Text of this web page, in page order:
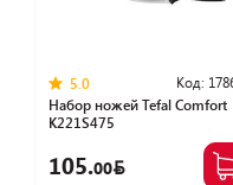
5.0 Код:
Набор ножей Tefal Сomfort
K221S475
105.00